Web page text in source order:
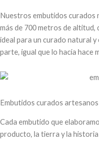
Nuestros embutidos curados
más de 700 metros de altitud,
ideal para un curado natural y
parte, igual que lo hacía hace
Embutidos curados artesanos
Cada embutido que
producto, la tierra y la